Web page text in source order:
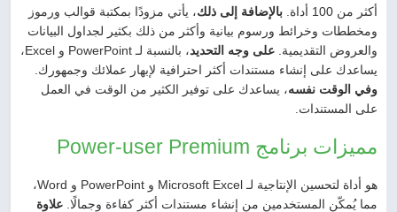
أكثر من 100 أداة.
بالإضافة إلى ذلك، يأتي مزودًا بمكتبة قوالب ورموز
ومخططات وخرائط ورسوم بيانية وأكثر من ذلك بكثير لجداول البيانات
والعروض التقديمية. على وجه التحديد
، بالنسبة لـ PowerPoint و Excel،
يساعدك على إنشاء مستندات أكثر احترافية لإبهار عملائك وجمهورك.
وفي الوقت نفسه، يساعدك على توفير الكثير من الوقت في العمل
على المستندات.
مميزات برنامج Power-user Premium
هو أداة لتحسين الإنتاجية لـ Microsoft Excel و PowerPoint و Word،
مما يُمكّن المستخدمين من إنشاء مستندات أكثر كفاءة وجمالًا. علاوة